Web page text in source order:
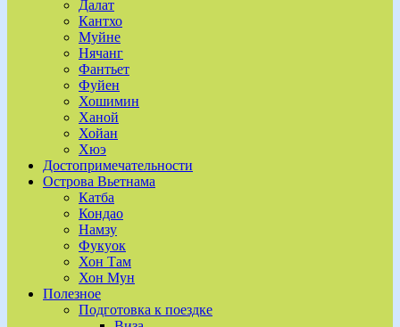
Далат
Кантхо
Муйне
Нячанг
Фантьет
Фуйен
Хошимин
Ханой
Хойан
Хюэ
Достопримечательности
Острова Вьетнама
Катба
Кондао
Намзу
Фукуок
Хон Там
Хон Мун
Полезное
Подготовка к поездке